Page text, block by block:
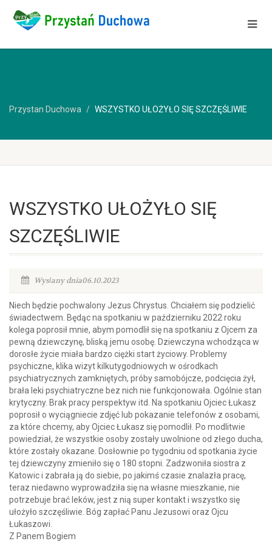
Przystan Duchowa WSZYSTKO UŁOŻYŁO SIĘ SZCZĘŚLIWIE
WSZYSTKO UŁOŻYŁO SIĘ
SZCZĘŚLIWIE
Wysłany dnia06.10.2023
Niech będzie pochwalony Jezus Chrystus. Chciałem się podzielić
świadectwem. Będąc na spotkaniu w październiku 2022 roku
kolega poprosił mnie, abym pomodlił się na spotkaniu z Ojcem za
pewną dziewczynę, bliską jemu osobę. Dziewczyna wchodząca w
dorosłe życie miała bardzo ciężki start życiowy. Problemy
psychiczne, klika wizyt kilkutygodniowych w ośrodkach
psychiatrycznych zamkniętych, próby samobójcze, podcięcia żył,
brała leki psychiatryczne bez nich nie funkcjonowała. Ogólnie stan
krytyczny. Brak pracy perspektyw itd. Na spotkaniu Ojciec Łukasz
poprosił o wyciągniecie zdjęć lub pokazanie telefonów z osobami,
za które chcemy, aby Ojciec Łukasz się pomodlił. Po modlitwie
powiedział, że wszystkie osoby zostały uwolnione od złego ducha,
które zostały okazane. Dosłownie po tygodniu od spotkania życie
tej dziewczyny zmieniło się o 180 stopni. Zadzwoniła siostra z
Katowic i zabrała ją do siebie, po jakimś czasie znalazła pracę,
teraz niedawno wyprowadziła się na własne mieszkanie, nie
potrzebuje brać leków, jest z nią super kontakt i wszystko się
ułożyło szczęśliwie. Bóg zapłać Panu Jezusowi oraz Ojcu
Łukaszowi.
Z Panem Bogiem